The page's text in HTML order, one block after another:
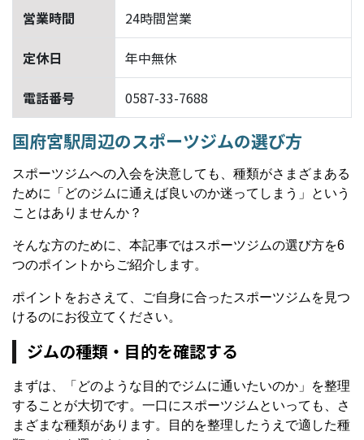
営業時間 24時間営業
定休日 年中無休
電話番号 0587-33-7688
国府宮駅周辺のスポーツジムの選び方
スポーツジムへの入会を決意しても、種類がさまざまある
ために「どのジムに通えば良いのか迷ってしまう」という
ことはありませんか？
そんな方のために、本記事ではスポーツジムの選び方を6
つのポイントからご紹介します。
ポイントをおさえて、ご自身に合ったスポーツジムを見つ
けるのにお役立てください。
ジムの種類・目的を確認する
まずは、「どのような目的でジムに通いたいのか」を整理
することが大切です。一口にスポーツジムといっても、さ
まざまな種類があります。目的を整理したうえで適した種